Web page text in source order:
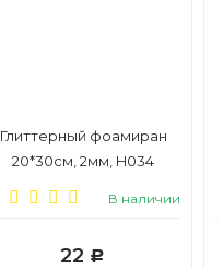
Глиттерный фоамиран
20*30см, 2мм, H034
В наличии
22 Р